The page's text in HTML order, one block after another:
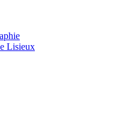
Lisieux